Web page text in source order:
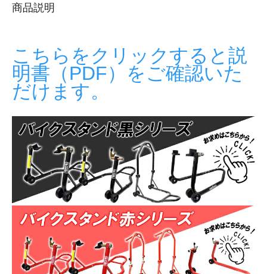
商品説明
こちらをクリックすると説
明書（PDF）をご確認いた
だけます。